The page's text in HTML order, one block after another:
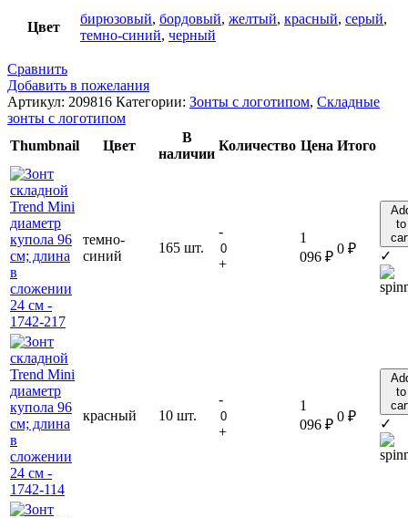
Цвет
бирюзовый, бордовый, желтый, красный, серый,
темно-синий, черный
Сравнить
Добавить в пожелания
Артикул: 209816 Категории: Зонты с логотипом, Складные
зонты с логотипом
Thumbnail
Цвет
В
наличии
Количество Цена Итого
темно-
синий
165 шт.
-
+
1
096 ₽
0 ₽
to
✓
красный 10 шт.
-
+
1
096 ₽
0 ₽
to
✓